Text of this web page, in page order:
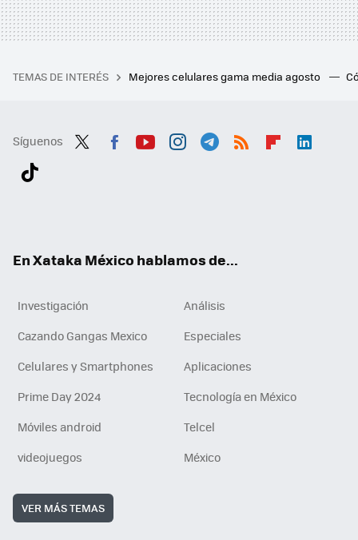
TEMAS DE INTERÉS Mejores celulares gama media agosto
Síguenos
En Xataka México hablamos de...
Investigación
Análisis
Cazando Gangas Mexico
Especiales
Celulares y Smartphones
Aplicaciones
Prime Day 2024
Tecnología en México
Móviles android
Telcel
videojuegos
México
VER MÁS TEMAS